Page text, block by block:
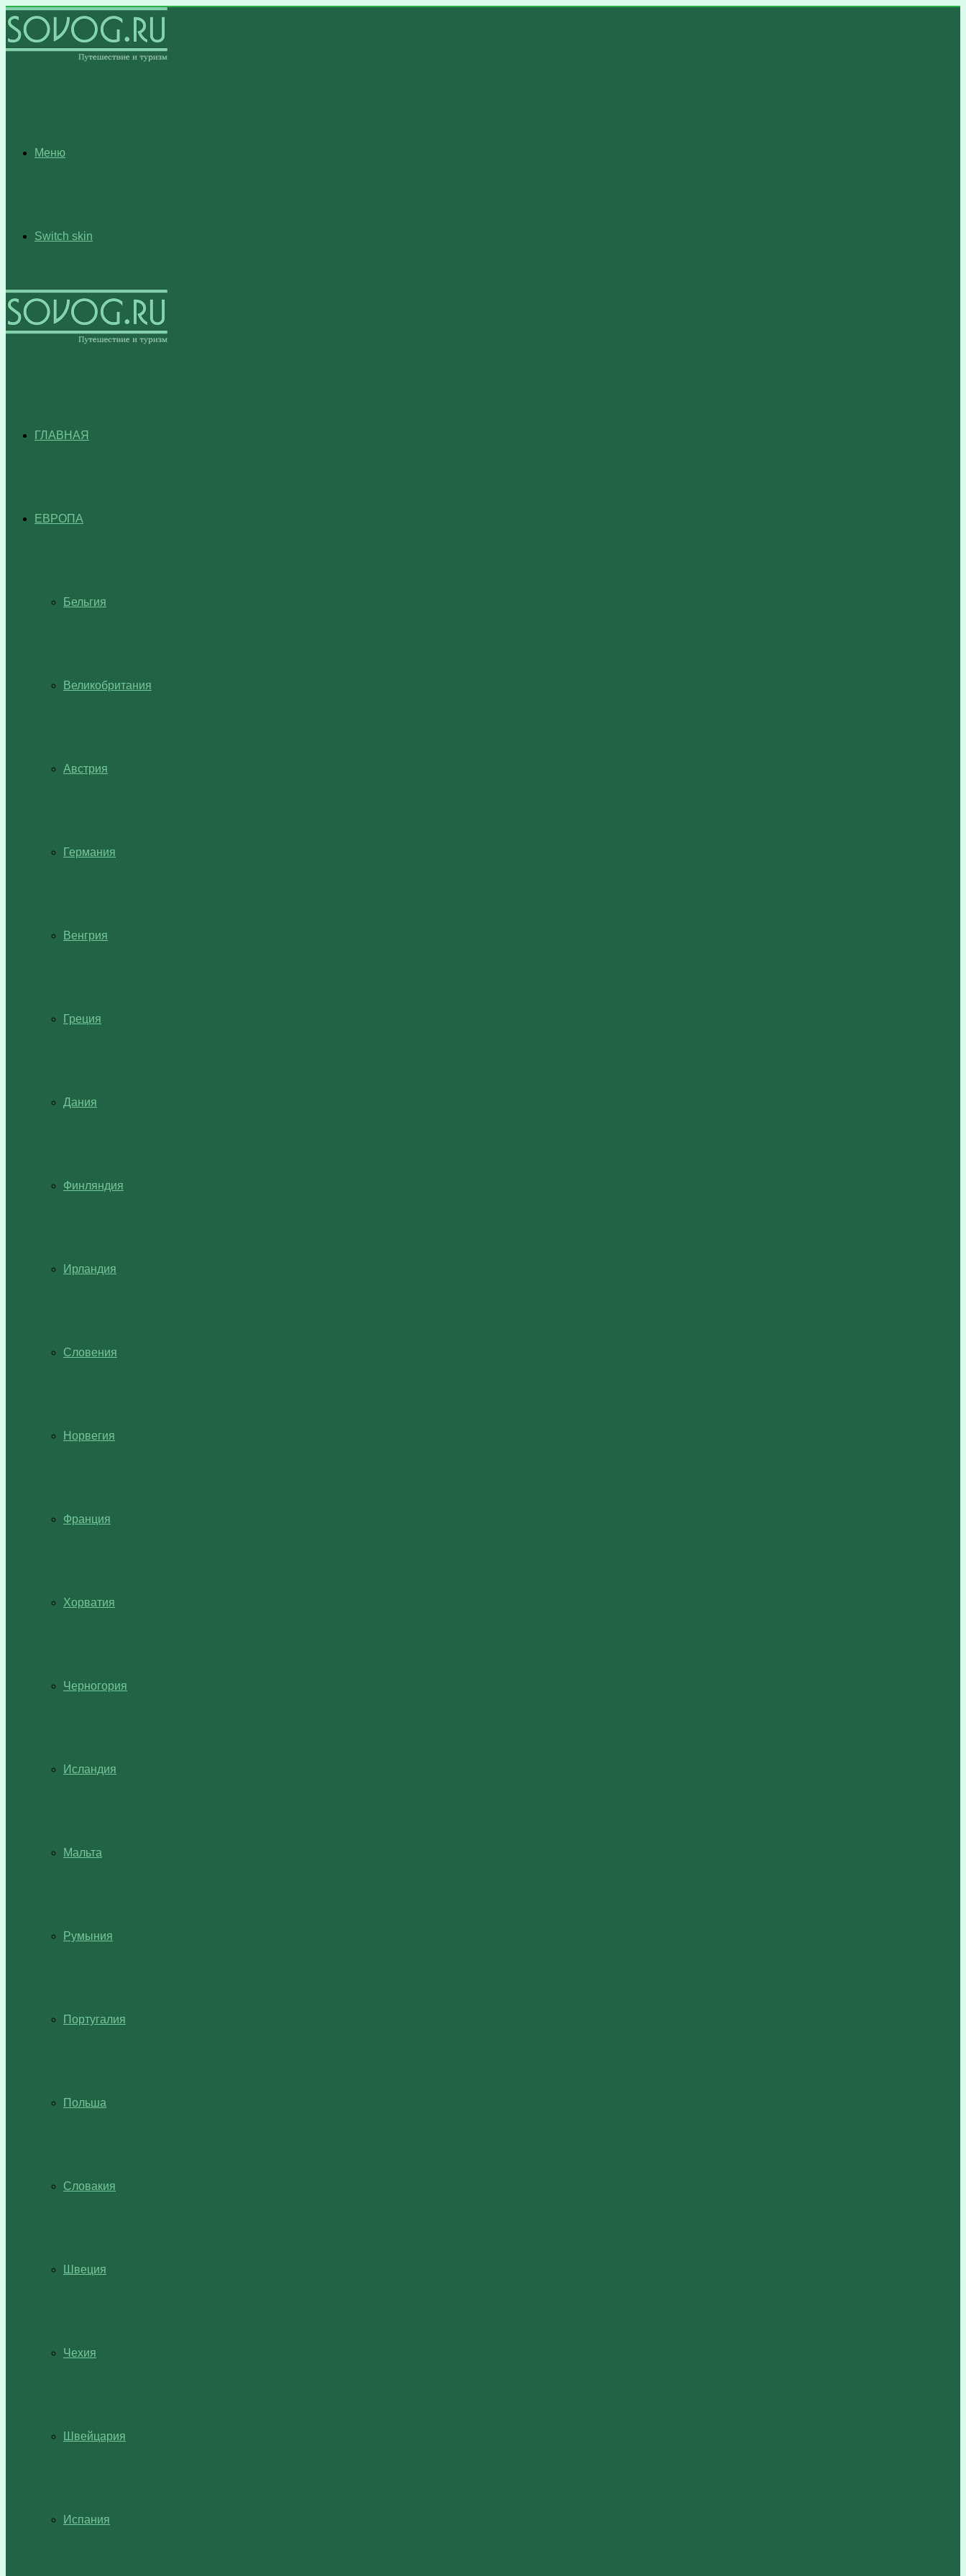
Меню
Switch skin
ГЛАВНАЯ
ЕВРОПА
Бельгия
Великобритания
Австрия
Германия
Венгрия
Греция
Дания
Финляндия
Ирландия
Словения
Норвегия
Франция
Хорватия
Черногория
Исландия
Мальта
Румыния
Португалия
Польша
Словакия
Швеция
Чехия
Швейцария
Испания